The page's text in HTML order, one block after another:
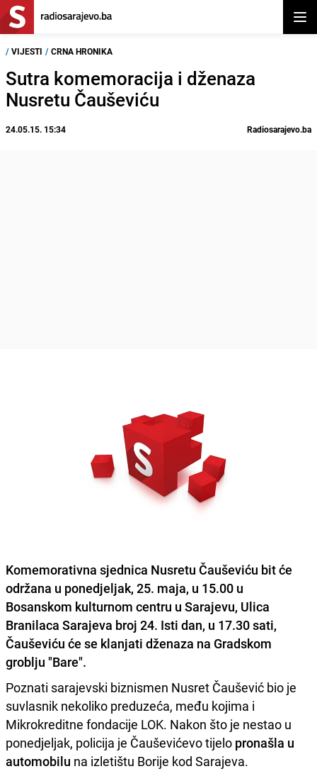
/ VIJESTI / CRNA HRONIKA
Sutra komemoracija i dženaza
Nusretu Čauševiću
24.05.15. 15:34 Radiosarajevo.ba
Komemorativna sjednica Nusretu Čauševiću bit će
održana u ponedjeljak, 25. maja, u 15.00 u
Bosanskom kulturnom centru u Sarajevu, Ulica
Branilaca Sarajeva broj 24. Isti dan, u 17.30 sati,
Čauševiću će se klanjati dženaza na Gradskom
groblju "Bare".
Poznati sarajevski biznismen Nusret Čaušević bio je
suvlasnik nekoliko preduzeća, među kojima i
Mikrokreditne fondacije LOK. Nakon što je nestao u
ponedjeljak, policija je Čauševićevo tijelo pronašla u
automobilu na izletištu Borije kod Sarajeva.